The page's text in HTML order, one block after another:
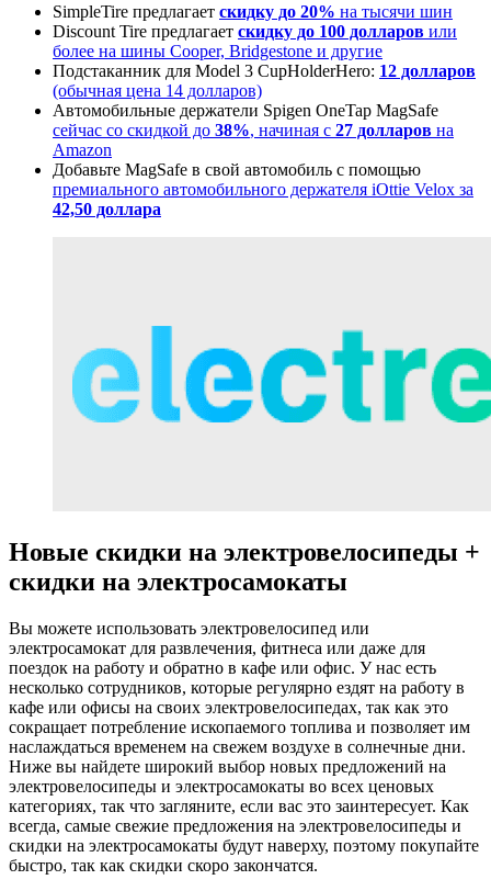
SimpleTire предлагает скидку до 20% на тысячи шин
Discount Tire предлагает скидку до 100 долларов или
более на шины Cooper, Bridgestone и другие
Подстаканник для Model 3 CupHolderHero: 12 долларов
(обычная цена 14 долларов)
Автомобильные держатели Spigen OneTap MagSafe
сейчас со скидкой до 38%, начиная с 27 долларов на
Amazon
Добавьте MagSafe в свой автомобиль с помощью
премиального автомобильного держателя iOttie Velox за
42,50 доллара
Новые скидки на электровелосипеды +
скидки на электросамокаты
Вы можете использовать электровелосипед или
электросамокат для развлечения, фитнеса или даже для
поездок на работу и обратно в кафе или офис. У нас есть
несколько сотрудников, которые регулярно ездят на работу в
кафе или офисы на своих электровелосипедах, так как это
сокращает потребление ископаемого топлива и позволяет им
наслаждаться временем на свежем воздухе в солнечные дни.
Ниже вы найдете широкий выбор новых предложений на
электровелосипеды и электросамокаты во всех ценовых
категориях, так что загляните, если вас это заинтересует. Как
всегда, самые свежие предложения на электровелосипеды и
скидки на электросамокаты будут наверху, поэтому покупайте
быстро, так как скидки скоро закончатся.